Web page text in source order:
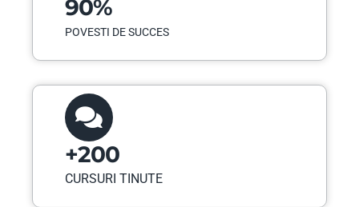
90%
POVESTI DE SUCCES
+200
CURSURI TINUTE